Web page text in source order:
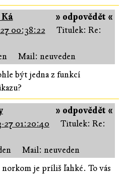
» odpovědět «
00:38:22
Titulek: Re:
Mail: neuveden
být jedna z funkcí
» odpovědět «
27 01:20:40
Titulek: Re:
Mail: neuveden
je príliš ľahké. To vás